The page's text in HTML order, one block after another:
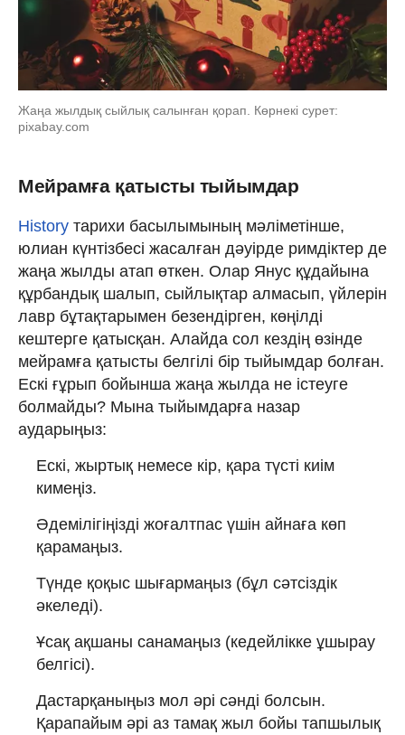
Жаңа жылдық сыйлық салынған қорап. Көрнекі сурет:
pixabay.com
Мейрамға қатысты тыйымдар
History тарихи басылымының мәліметінше,
юлиан күнтізбесі жасалған дәуірде римдіктер де
жаңа жылды атап өткен. Олар Янус құдайына
құрбандық шалып, сыйлықтар алмасып, үйлерін
лавр бұтақтарымен безендірген, көңілді
кештерге қатысқан. Алайда сол кездің өзінде
мейрамға қатысты белгілі бір тыйымдар болған.
Ескі ғұрып бойынша жаңа жылда не істеуге
болмайды? Мына тыйымдарға назар
аударыңыз:
Ескі, жыртық немесе кір, қара түсті киім
кимеңіз.
Әдемілігіңізді жоғалтпас үшін айнаға көп
қарамаңыз.
Түнде қоқыс шығармаңыз (бұл сәтсіздік
әкеледі).
Ұсақ ақшаны санамаңыз (кедейлікке ұшырау
белгісі).
Дастарқаныңыз мол әрі сәнді болсын.
Қарапайым әрі аз тамақ жыл бойы тапшылық